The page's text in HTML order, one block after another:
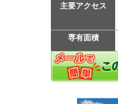
主要アクセス
専有面積